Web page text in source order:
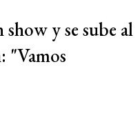
y se sube al
"Vamos